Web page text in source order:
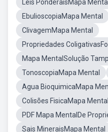
Leis PonderaisMapa Mental
EbulioscopiaMapa Mental
ClivagemMapa Mental
Propriedades
Mapa MentalSolução
TonoscopiaMapa Mental
Agua BioquimicaMapa
Colisões FisicaMapa Mental
PDF Mapa MentalDe
Sais MineraisMapa Mental